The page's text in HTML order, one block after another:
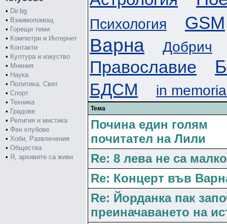
• Dir.bg
• Взаимопомощ
• Горещи теми
• Компютри и Интернет
• Контакти
• Култура и изкуство
• Мнения
• Наука
• Политика, Свят
• Спорт
• Техника
• Градове
• Религия и мистика
• Фен клубове
• Хоби, Развлечения
• Общества
• Я, архивите са живи
Психология GSM
Варна Добрич
Православие
БДСМ in
Тема
Почина един голям
почитател на Лили
Re: 8 лева не са малко
Re: Концерт във
Re: Йорданка пак
преиначаването на